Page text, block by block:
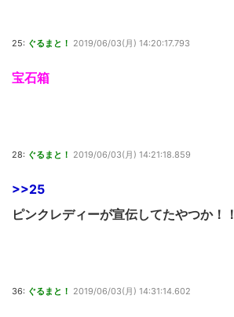
25: ぐるまと！ 2019/06/03(月) 14:20:17.793
宝石箱
28: ぐるまと！ 2019/06/03(月) 14:21:18.859
>>25
ピンクレディーが宣伝してたやつか！！
36: ぐるまと！ 2019/06/03(月) 14:31:14.602